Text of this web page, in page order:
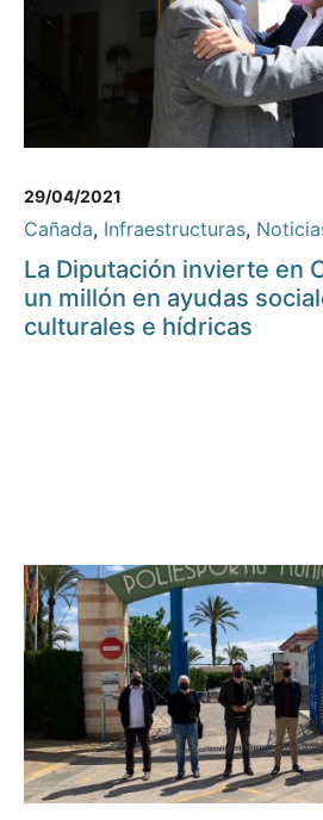
29/04/2021
Cañada, Infraestructuras,
La Diputación invierte en
un millón en ayudas
culturales e hídricas